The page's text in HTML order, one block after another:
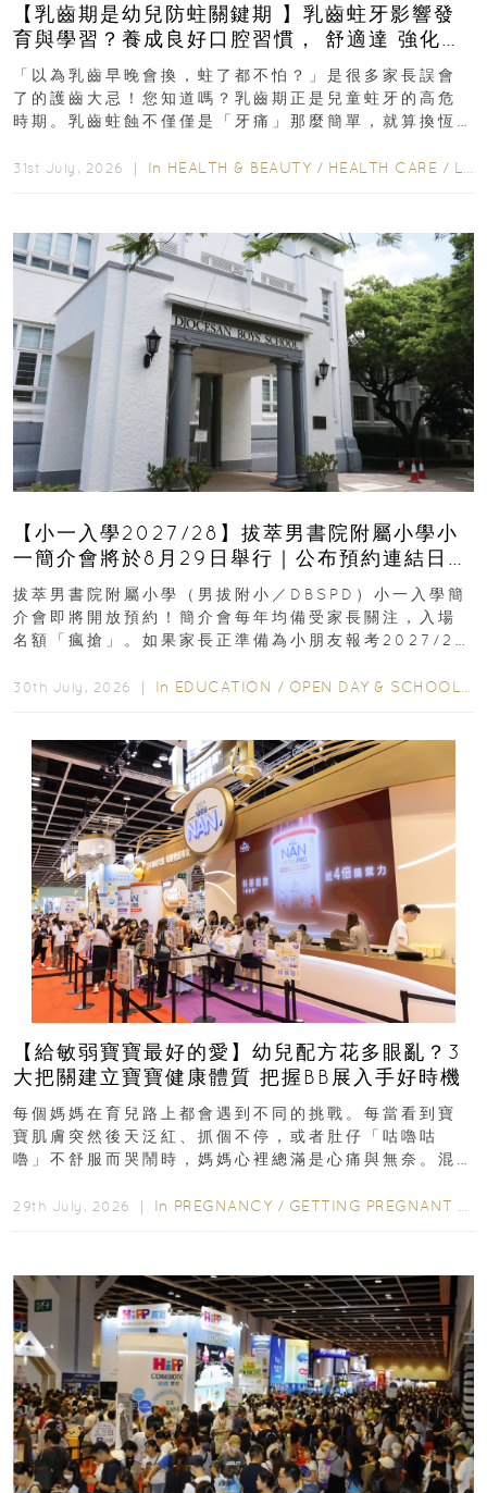
【乳齒期是幼兒防蛀關鍵期 】乳齒蛀牙影響發
育與學習？養成良好口腔習慣， 舒適達 強化琺
瑯質 兒童牙膏防護指南
「以為乳齒早晚會換，蛀了都不怕？」是很多家長誤會
了的護齒大忌！您知道嗎？乳齒期正是兒童蛀牙的高危
時期。乳齒蛀蝕不僅僅是「牙痛」那麼簡單，就算換恆
31st July, 2026 ｜ In HEALTH & BEAUTY / HEALTH CARE / LIFESTYLE
【小一入學2027/28】拔萃男書院附屬小學小
一簡介會將於8月29日舉行｜公布預約連結日期
｜更設有網上重溫
拔萃男書院附屬小學（男拔附小／DBSPD）小一入學簡
介會即將開放預約！簡介會每年均備受家長關注，入場
名額「瘋搶」。如果家長正準備為小朋友報考2027/28
30th July, 2026 ｜ In EDUCATION / OPEN DAY & SCHOOL EVENTS
【給敏弱寶寶最好的愛】幼兒配方花多眼亂？3
大把關建立寶寶健康體質 把握BB展入手好時機
每個媽媽在育兒路上都會遇到不同的挑戰。每當看到寶
寶肌膚突然後天泛紅、抓個不停，或者肚仔「咕嚕咕
嚕」不舒服而哭鬧時，媽媽心裡總滿是心痛與無奈。混
29th July, 2026 ｜ In PREGNANCY / GETTING PREGNANT